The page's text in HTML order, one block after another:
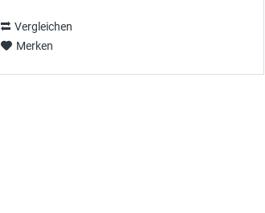
Vergleichen
Merken